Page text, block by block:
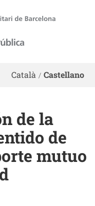
Català Castellano
de la
de
mutuo